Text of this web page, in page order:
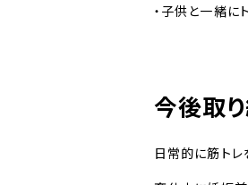
・子供と一緒に
今後取
日常的に筋トレ